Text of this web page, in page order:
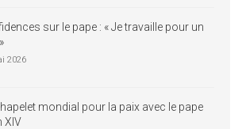
sur le pape : « Je travaille pour un
2026
mondial pour la paix avec le pape
XIV